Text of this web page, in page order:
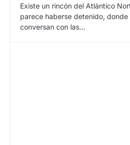
Existe un rincón del Atlántico
parece haberse detenido, donde
conversan con las…